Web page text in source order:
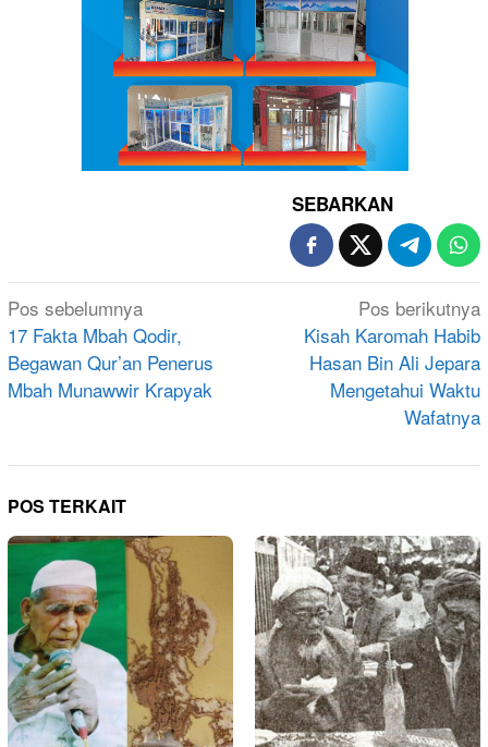
SEBARKAN
Navigasi
pos
Pos sebelumnya
17 Fakta Mbah Qodir,
Begawan Qur’an Penerus
Mbah Munawwir Krapyak
Pos berikutnya
Kisah Karomah Habib
Hasan Bin Ali Jepara
Mengetahui Waktu
Wafatnya
POS TERKAIT